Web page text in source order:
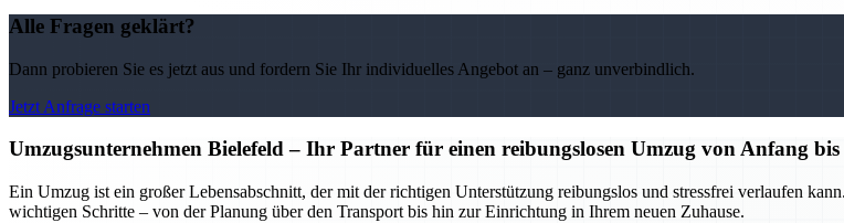
Alle Fragen geklärt?
Dann probieren Sie es jetzt aus und fordern Sie Ihr individuelles Angebot an – ganz unverbindlich.
Jetzt Anfrage starten
Umzugsunternehmen Bielefeld – Ihr Partner für einen reibungslosen Umzug von Anfang bis
Ein Umzug ist ein großer Lebensabschnitt, der mit der richtigen Unterstützung reibungslos und stressfrei verlaufen
wichtigen Schritte – von der Planung über den Transport bis hin zur Einrichtung in Ihrem neuen Zuhause.